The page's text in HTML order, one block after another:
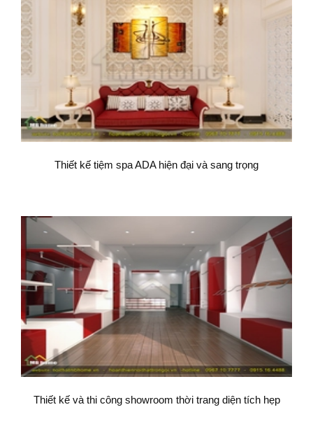
Thiết kế tiệm spa ADA hiện đại và sang trọng
Thiết kế và thi công showroom thời trang diện tích hẹp